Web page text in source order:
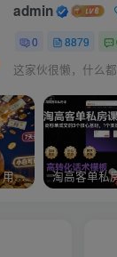
admin
0 8879
这家伙很懒，什么
公众号冷门赛道，用AI做情感漫画，7天开通流量主，操作简单，小白可玩